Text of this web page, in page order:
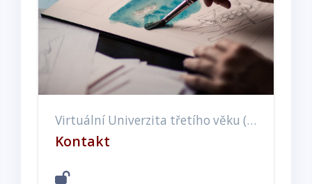
Virtuální Univerzita třetího věku (EX, ET, EE)
Kontakt